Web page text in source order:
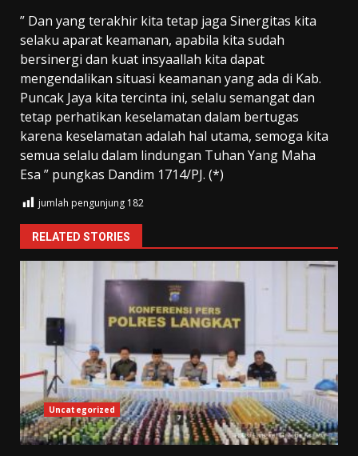
” Dan yang terakhir kita tetap jaga Sinergitas kita
selaku aparat keamanan, apabila kita sudah
bersinergi dan kuat insyaallah kita dapat
mengendalikan situasi keamanan yang ada di Kab.
Puncak Jaya kita tercinta ini, selalu semangat dan
tetap perhatikan keselamatan dalam bertugas
karena keselamatan adalah hal utama, semoga kita
semua selalu dalam lindungan Tuhan Yang Maha
Esa ” pungkas Dandim 1714/PJ. (*)
jumlah pengunjung 182
RELATED STORIES
Uncategorized